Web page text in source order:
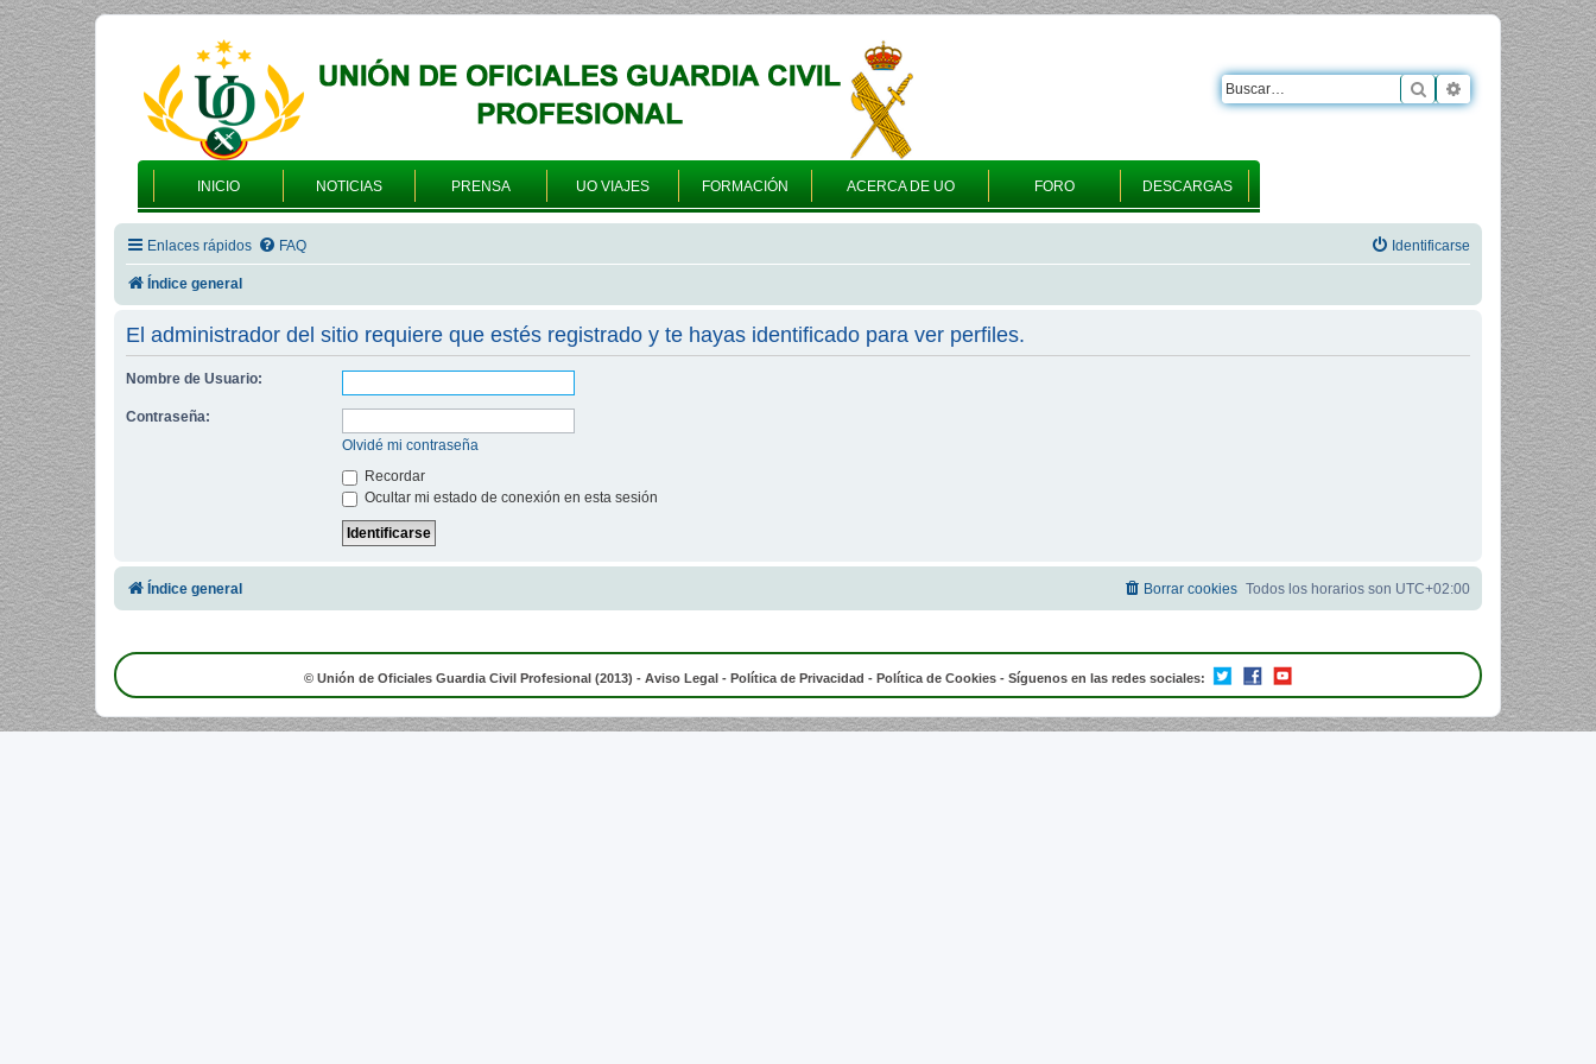
INICIO NOTICIAS PRENSA UO VIAJES FORMACIÓN ACERCA DE UO FORO DESCARGAS
Buscar Búsqueda
Enlaces rápidos FAQ Identificarse
Índice general
El administrador del sitio requiere que estés registrado y te hayas identificado para ver perfiles.
Nombre de Usuario:
Contraseña:
Olvidé mi contraseña
Recordar
Ocultar mi estado de conexión en esta sesión
Índice general Todos los horarios son UTC+02:00
Borrar cookies
© Unión de Oficiales Guardia Civil Profesional (2013) - Aviso Legal - Política de Privacidad - Política de Cookies - Síguenos en las redes sociales: